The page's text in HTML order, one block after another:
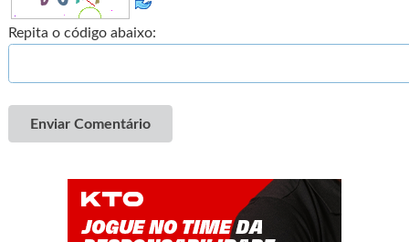
Repita o código abaixo:
Enviar Comentário